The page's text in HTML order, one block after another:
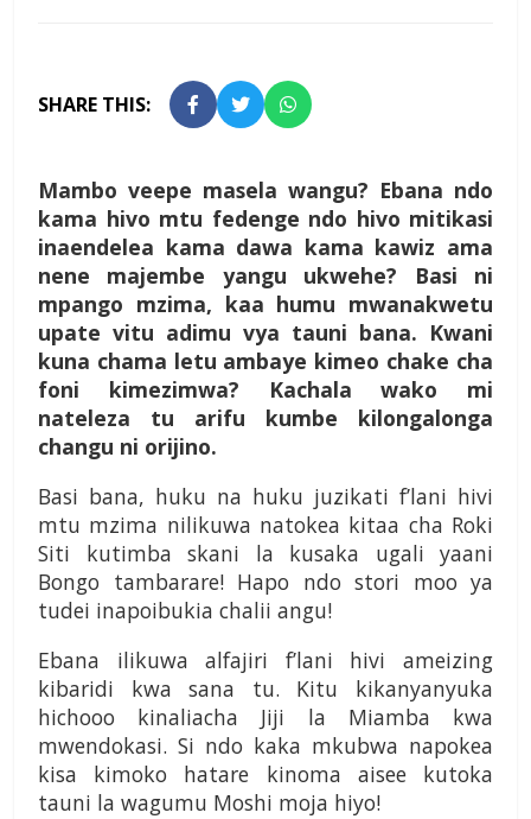
SHARE THIS:
Mambo veepe masela wangu? Ebana ndo
kama hivo mtu fedenge ndo hivo mitikasi
inaendelea kama dawa kama kawiz ama
nene majembe yangu ukwehe? Basi ni
mpango mzima, kaa humu mwanakwetu
upate vitu adimu vya tauni bana. Kwani
kuna chama letu ambaye kimeo chake cha
foni kimezimwa? Kachala wako mi
nateleza tu arifu kumbe kilongalonga
changu ni orijino.
Basi bana, huku na huku juzikati f’lani hivi
mtu mzima nilikuwa natokea kitaa cha Roki
Siti kutimba skani la kusaka ugali yaani
Bongo tambarare! Hapo ndo stori moo ya
tudei inapoibukia chalii angu!
Ebana ilikuwa alfajiri f’lani hivi ameizing
kibaridi kwa sana tu. Kitu kikanyanyuka
hichooo kinaliacha Jiji la Miamba kwa
mwendokasi. Si ndo kaka mkubwa napokea
kisa kimoko hatare kinoma aisee kutoka
tauni la wagumu Moshi moja hiyo!